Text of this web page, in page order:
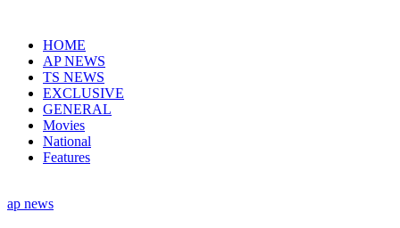
contentHOME
AP NEWS
TS NEWS
EXCLUSIVE
GENERAL
Movies
National
Features
ap news